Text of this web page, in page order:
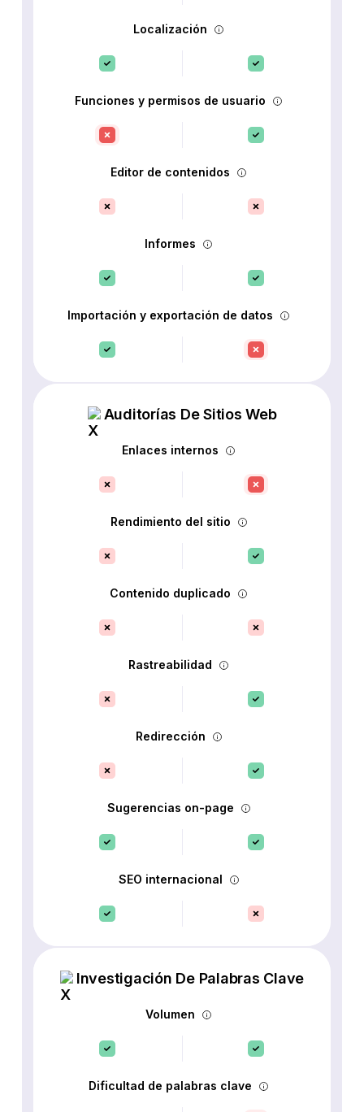
Localización
Funciones y permisos de usuario
Editor de contenidos
Informes
Importación y exportación de datos
Auditorías De Sitios Web
Enlaces internos
Rendimiento del sitio
Contenido duplicado
Rastreabilidad
Redirección
Sugerencias on-page
SEO internacional
Investigación De Palabras Clave
Volumen
Dificultad de palabras clave